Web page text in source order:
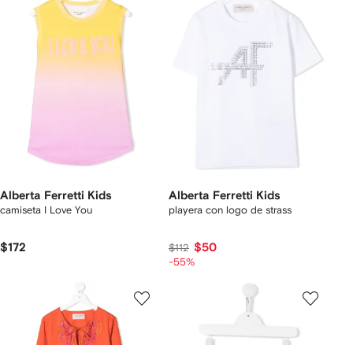
Alberta Ferretti Kids
camiseta I Love You
$172
Alberta Ferretti Kids
playera con logo de strass
$112 $50
-55%